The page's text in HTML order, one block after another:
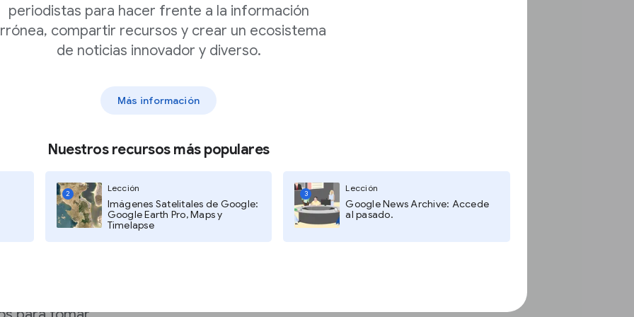
periodistas para hacer frente a la información
compartir recursos y crear un ecosistema
de noticias innovador y diverso.
Más información
Nuestros recursos más populares
2
Lección
Imágenes Satelitales de Google:
Google Earth Pro, Maps y
Timelapse
3
Lección
Google News Archive: Accede
al pasado.
Búsqueda): Qué
a tu sitio
más impresiones y
por el que las
consultas que
"deportes locales en